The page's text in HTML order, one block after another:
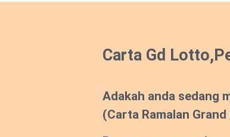
Carta Gd
Adakah anda sedang
(Carta Ramalan